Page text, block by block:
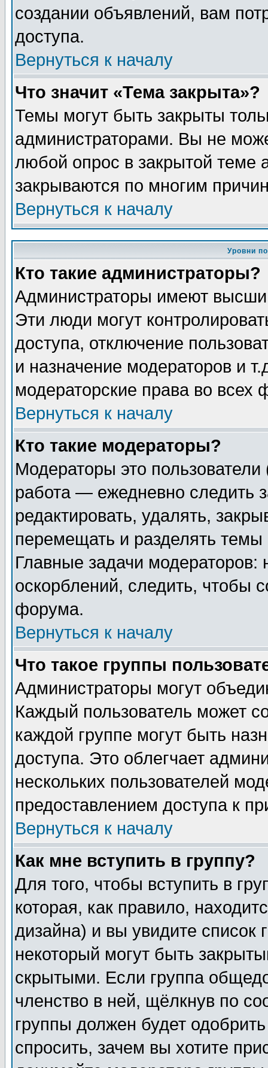
создании объявлений, вам
доступа.
Вернуться к началу
Что значит «Тема закрыта»?
Темы могут быть закрыты
администраторами. Вы не
любой опрос в закрытой теме
закрываются по многим
Вернуться к началу
Уровни
Кто такие администраторы?
Администраторы имеют
Эти люди могут
доступа, отключение
и назначение модераторов и
модераторские права во всех
Вернуться к началу
Кто такие модераторы?
Модераторы это
работа — ежедневно следить
редактировать, удалять,
перемещать и разделять
Главные задачи
оскорблений, следить, чтобы
форума.
Вернуться к началу
Что такое группы
Администраторы могут
Каждый пользователь может
каждой группе могут быть
доступа. Это облегчает
нескольких пользователей
предоставлением доступа к
Вернуться к началу
Как мне вступить в группу?
Для того, чтобы вступить в
которая, как правило,
дизайна) и вы увидите список
некоторый могут быть
скрытыми. Если группа
членство в ней, щёлкнув по
группы должен будет
спросить, зачем вы хотите